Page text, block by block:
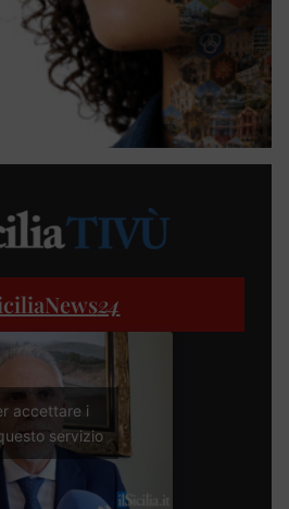
24
accettare i
servizio